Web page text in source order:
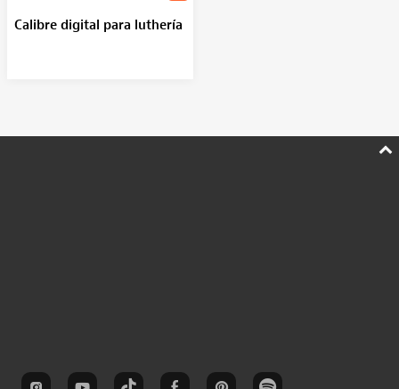
Calibre digital para luthería